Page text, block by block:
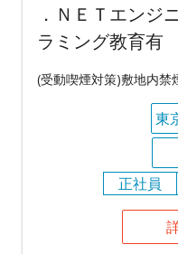
．ＮＥＴエンジ
ラミング教育有
(受動喫煙対策)敷地内禁
東
正社員